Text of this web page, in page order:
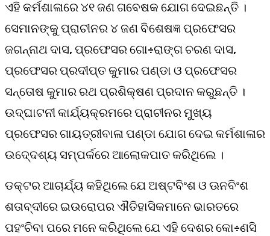
ଏହି କର୍ମଶାଳାରେ ୪୧ ଜଣ ଗବେଷକ ଯୋଗ ଦେଇଛନ୍ତି ।
ସେମାନଙ୍କୁ ପ୍ରାଚୀନର ୪ ଜଣ ବିଶେଷଜ୍ଞ ପ୍ରଫେସର
ଜଗନ୍ନାଥ ଦାସ, ପ୍ରଫେସର ଗୋ÷ରାଙ୍ଗ ଚରଣ ଦାସ,
ପ୍ରଫେସର ପ୍ରଦୀପ୍ତ କୁମାର ପଣ୍ଡା ଓ ପ୍ରଫେସର
ସନ୍ତୋଷ କୁମାର ରଥ ପ୍ରଶିକ୍ଷଣ ପ୍ରଦାନ କରୁଛନ୍ତି ।
ଉଦ୍ଘାଟନୀ କାର୍ଯ୍ୟକ୍ରମରେ ପ୍ରାଚୀନର ମୁଖ୍ୟ
ପ୍ରଫେସର ଗାୟତ୍ରୀବାଳା ପଣ୍ଡା ଯୋଗ ଦେଇ କର୍ମଶାଳାର
ଉଦେ୍ଦଶ୍ୟ ସମ୍ପର୍କରେ ଆଲୋକପାତ କରିଥିଲେ ।
ଡକ୍ଟର ଆଚାର୍ଯ୍ୟ କହିଥିଲେ ଯେ ଅଷ୍ଟବିଂଶ ଓ ଊନବିଂଶ
ଶତାବ୍ଦୀରେ ଇଉରୋପର ଐତିହାସିକମାନେ ଭାରତରେ
ପହଂଚିବା ପରେ ମନେ କରିଥିଲେ ଯେ ଏହି ଦେଶର କୋ÷ଣସି